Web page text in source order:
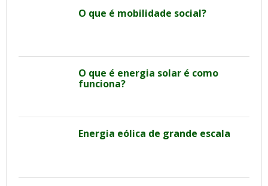
O que é mobilidade social?
O que é energia solar é como
funciona?
Energia eólica de grande escala